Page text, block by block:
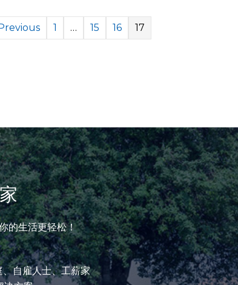
1 … 15 16 17
的生活更轻松！
自雇人士、工薪家